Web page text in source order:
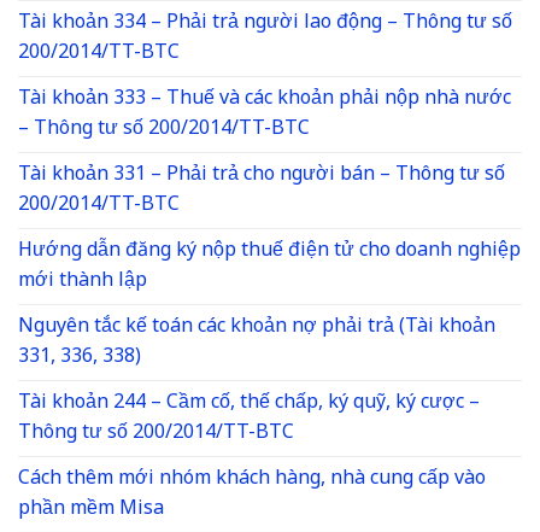
Tài khoản 334 – Phải trả người lao động – Thông tư số
200/2014/TT-BTC
Tài khoản 333 – Thuế và các khoản phải nộp nhà nước
– Thông tư số 200/2014/TT-BTC
Tài khoản 331 – Phải trả cho người bán – Thông tư số
200/2014/TT-BTC
Hướng dẫn đăng ký nộp thuế điện tử cho doanh nghiệp
mới thành lập
Nguyên tắc kế toán các khoản nợ phải trả (Tài khoản
331, 336, 338)
Tài khoản 244 – Cầm cố, thế chấp, ký quỹ, ký cược –
Thông tư số 200/2014/TT-BTC
Cách thêm mới nhóm khách hàng, nhà cung cấp vào
phần mềm Misa